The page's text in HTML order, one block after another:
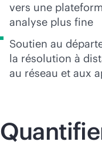
vers une
analyse plus fine
Soutien au
la résolution à
au réseau et aux